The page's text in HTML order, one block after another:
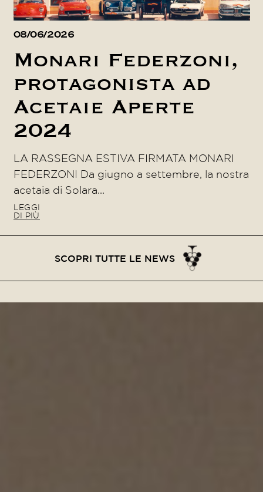
08/06/2026
Monari Federzoni,
protagonista ad
Acetaie Aperte
2024
LA RASSEGNA ESTIVA FIRMATA MONARI
FEDERZONI Da giugno a settembre, la nostra
acetaia di Solara...
LEGGI
DI PIÙ
SCOPRI TUTTE LE NEWS